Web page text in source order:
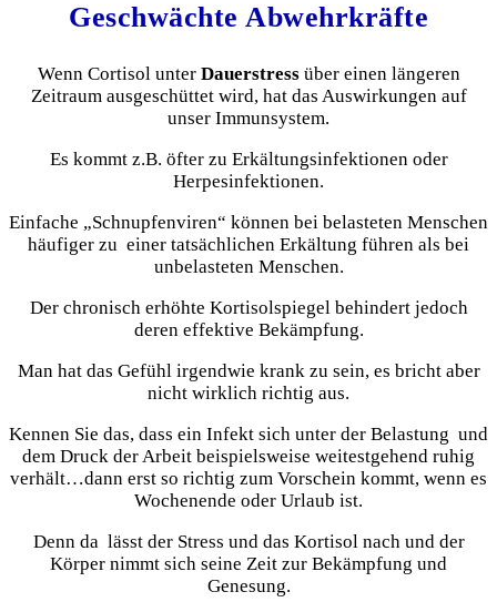
Geschwächte Abwehrkräfte
Wenn Cortisol unter Dauerstressüber einen längeren
Zeitraum ausgeschüttet wird, hat das Auswirkungen auf
unser Immunsystem.
Es kommt z.B. öfter zu Erkältungsinfektionen oder
Herpesinfektionen.
Einfache „Schnupfenviren“ können bei belasteten Menschen
häufiger zu einer tatsächlichen Erkältung führen als bei
unbelasteten Menschen.
Der chronisch erhöhte Kortisolspiegel behindert jedoch
deren effektive Bekämpfung.
Man hat das Gefühl irgendwie krank zu sein, es bricht aber
nicht wirklich richtig aus.
Kennen Sie das, dass ein Infekt sich unter der Belastung und
dem Druck der Arbeit beispielsweise weitestgehend ruhig
verhält…dann erst so richtig zum Vorschein kommt, wenn es
Wochenende oder Urlaub ist.
Denn da lässt der Stress und das Kortisol nach und der
Körper nimmt sich seine Zeit zur Bekämpfung und
Genesung.